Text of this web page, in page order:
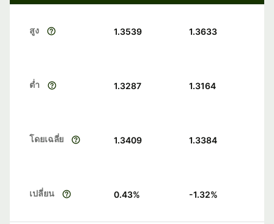
สูง 1.3539 1.3633
ต่ำ 1.3287 1.3164
โดยเฉลี่ย 1.3409 1.3384
เปลี่ยน 0.43% -1.32%